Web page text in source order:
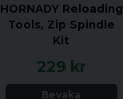
HORNADY Reloading
Tools, Zip Spindle
Kit
229 kr
Bevaka